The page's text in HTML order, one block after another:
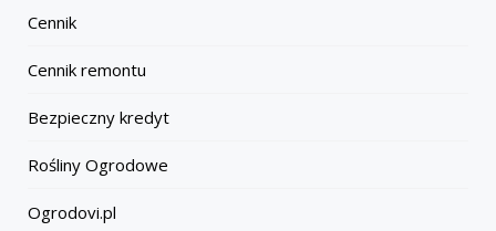
Cennik
Cennik remontu
Bezpieczny kredyt
Rośliny Ogrodowe
Ogrodovi.pl